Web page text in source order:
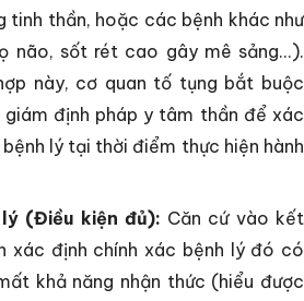
tinh thần, hoặc các bệnh khác như
não, sốt rét cao gây mê sảng...).
này, cơ quan tố tụng bắt buộc
giám định pháp y tâm thần để xác
lý tại thời điểm thực hiện hành
(Điều kiện đủ): Căn cứ vào kết
xác định chính xác bệnh lý đó có
khả năng nhận thức (hiểu được